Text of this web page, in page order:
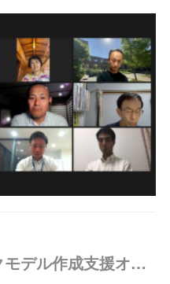
【ニュース】「ロジックモデル作成支援オンライン研修（2022年6月～8月）」を開催しています